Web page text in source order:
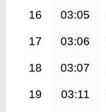
16 03:05
17 03:06
18 03:07
19 03:11